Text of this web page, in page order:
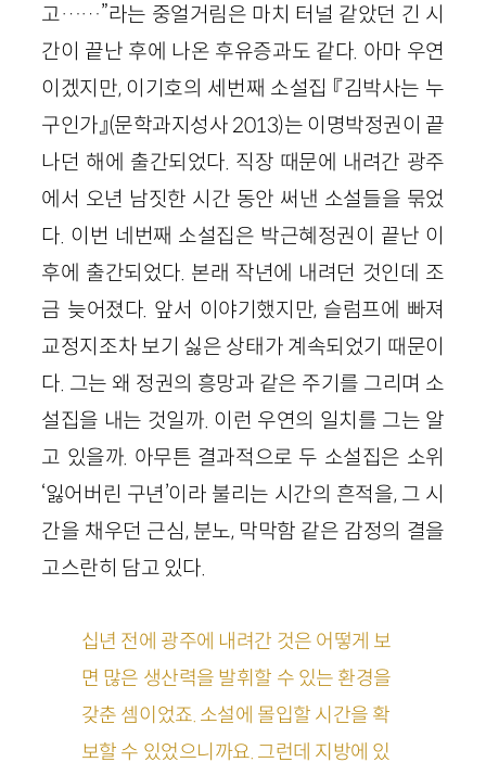
고……”라는 중얼거림은 마치 터널 같았던 긴 시
간이 끝난 후에 나온 후유증과도 같다. 아마 우연
이겠지만, 이기호의 세번째 소설집 『김박사는 누
구인가』(문학과지성사 2013)는 이명박정권이 끝
나던 해에 출간되었다. 직장 때문에 내려간 광주
에서 오년 남짓한 시간 동안 써낸 소설들을 묶었
다. 이번 네번째 소설집은 박근혜정권이 끝난 이
후에 출간되었다. 본래 작년에 내려던 것인데 조
금 늦어졌다. 앞서 이야기했지만, 슬럼프에 빠져
교정지조차 보기 싫은 상태가 계속되었기 때문이
다. 그는 왜 정권의 흥망과 같은 주기를 그리며 소
설집을 내는 것일까. 이런 우연의 일치를 그는 알
고 있을까. 아무튼 결과적으로 두 소설집은 소위
‘잃어버린 구년’이라 불리는 시간의 흔적을, 그 시
간을 채우던 근심, 분노, 막막함 같은 감정의 결을
고스란히 담고 있다.
십년 전에 광주에 내려간 것은 어떻게 보
면 많은 생산력을 발휘할 수 있는 환경을
갖춘 셈이었죠. 소설에 몰입할 시간을 확
보할 수 있었으니까요. 그런데 지방에 있